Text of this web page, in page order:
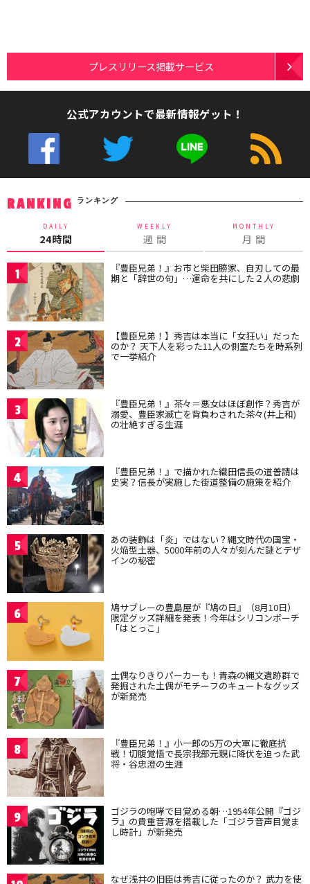
プレスリリース掲載サービス
公式アカウントで最新情報ゲット！
RANKING ランキング
DAILY
24時間
WEEKLY
週 間
MONTHLY
月 間
1 『豊臣兄弟！』お市と柴田勝家、自刃しての最
期と「辞世の句」…運命を共にした２人の悲劇
2 【豊臣兄弟！】秀吉は本当に「女狂い」だった
のか？ 天下人を彩った11人の側室たちを時系列
で一挙紹介
3 『豊臣兄弟！』茶々＝悪女はほぼ創作？秀吉が
溺愛、豊臣家滅亡を背負わされた茶々(井上和)
の壮絶すぎる生涯
4 『豊臣兄弟！』で描かれた織田信長の道普請は
史実？信長が実施した街道整備の施策を紹介
5 あの装飾は「炎」ではない？縄文時代の国宝・
火焔型土器、5000年前の人々が刻んだ謎とデザ
インの秘密
6 鳩サブレーの豊島屋が『鳩の日』（8月10日）
限定グッズ詳細を発表！今年はシリコンポーチ
「はとっこ」
7 土偶なりきりパーカーも！青森の縄文遺跡群で
発掘された土偶がモチーフのキュートなグッズ
が新発売
8 『豊臣兄弟！』小一郎の5万の大軍に徹底抗
戦！切腹覚悟で長宗我部元親に降伏を迫った武
将・谷忠澄の生涯
9 ゴジラの咆哮で目覚める朝…1954年公開『ゴジ
ラ』の貴重音源を搭載した「ゴジラ音声目覚ま
し時計」が新発売
なぜ浅井の旧臣は秀吉に従ったのか？ 武力を使